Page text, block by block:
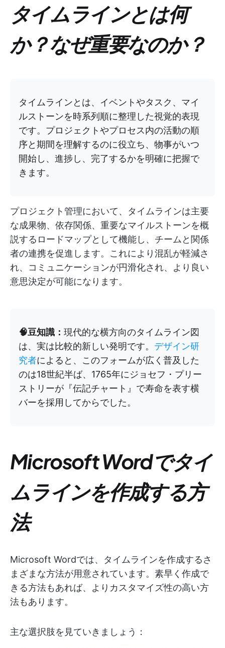
タイムラインとは何
か？なぜ重要なのか？
タイムラインとは、イベントやタスク、マイ
ルストーンを時系列順に整理した視覚的表現
です。プロジェクトやプロセス内の活動の順
序と期間を理解するのに役立ち、物事がいつ
開始し、進捗し、完了するかを明確に把握で
きます。
プロジェクト管理において、タイムラインは主要
な成果物、依存関係、重要なマイルストーンを概
説するロードマップとして機能し、チームと関係
者の連携を促進します。これにより混乱が軽減さ
れ、コミュニケーションが円滑化され、より良い
意思決定が可能になります。
🧠豆知識： 現代的な横方向のタイムライン図
は、実は比較的新しい発明です。 デザイン研
究者によると、このフォームが広く普及した
のは18世紀半ば、1765年にジョセフ・プリー
ストリーが『伝記チャート』で寿命を表す横
バーを採用してからでした。
Microsoft Wordでタイ
ムラインを作成する方
法
Microsoft Wordでは、タイムラインを作成するさ
まざまな方法が用意されています。素早く作成で
きる方法もあれば、よりカスタマイズ性の高い方
法もあります。
主な選択肢を見ていきましょう：